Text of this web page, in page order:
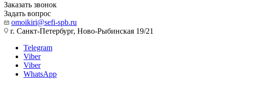
Заказать звонок
Задать вопрос
omoikiri@sefi-spb.ru
г. Санкт-Петербург, Ново-Рыбинская 19/21
Telegram
Viber
Viber
WhatsApp